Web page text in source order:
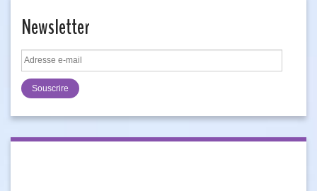
Newsletter
Adresse
e-
mail